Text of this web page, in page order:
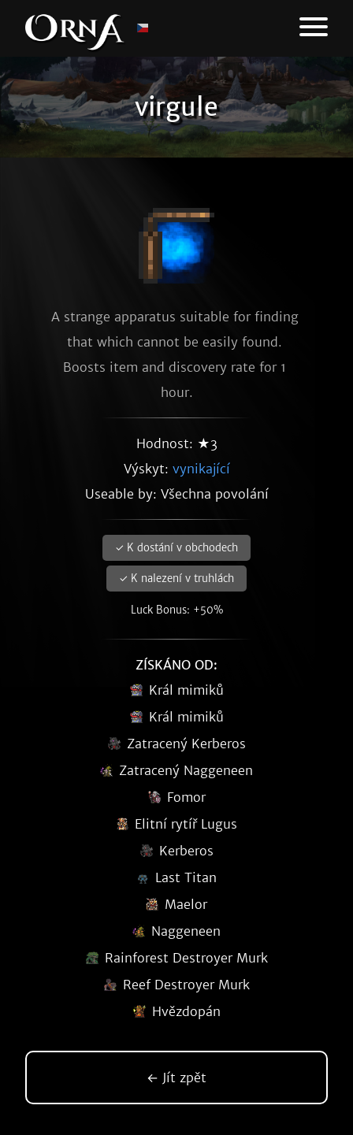
virgule
A strange apparatus suitable for finding
that which cannot be easily found.
Boosts item and discovery rate for 1
hour.
Hodnost: ★3
Výskyt: vynikající
Useable by: Všechna povolání
✓ K dostání v obchodech
✓ K nalezení v truhlách
Luck Bonus: +50%
ZÍSKÁNO OD:
Král mimiků
Král mimiků
Zatracený Kerberos
Zatracený Naggeneen
Fomor
Elitní rytíř Lugus
Kerberos
Last Titan
Maelor
Naggeneen
Rainforest Destroyer Murk
Reef Destroyer Murk
Hvězdopán
← Jít zpět